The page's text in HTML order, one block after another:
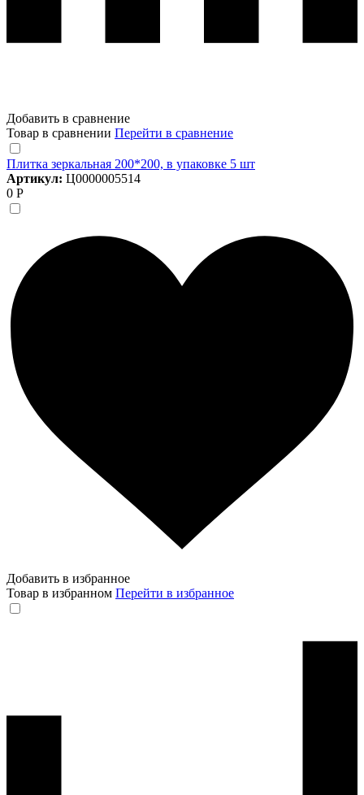
Добавить в сравнение
Товар в сравнении Перейти в сравнение
Плитка зеркальная 200*200, в упаковке 5 шт
Артикул: Ц0000005514
0 Р
Добавить в избранное
Товар в избранном Перейти в избранное